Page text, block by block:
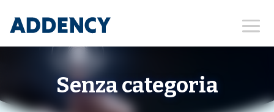
Senza categoria